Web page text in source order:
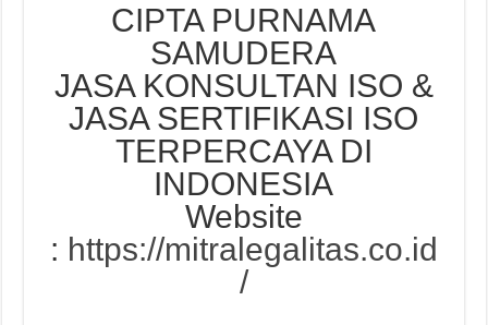
CIPTA PURNAMA
SAMUDERA
JASA KONSULTAN ISO &
JASA SERTIFIKASI ISO
TERPERCAYA DI
INDONESIA
Website
: https://mitralegalitas.co.id
/